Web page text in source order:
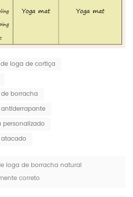
ioga de cortiça
borracha
ioga de borracha natural
correto